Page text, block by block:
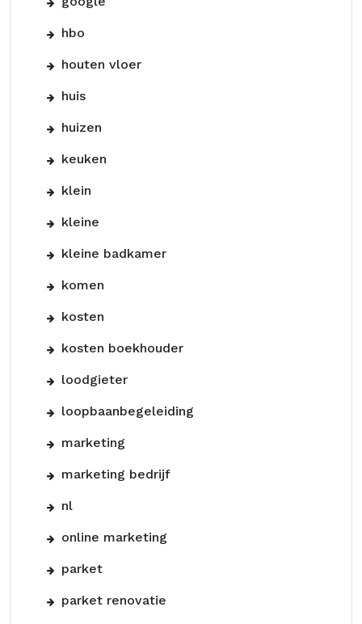
hbo
houten vloer
huis
huizen
keuken
klein
kleine
kleine badkamer
komen
kosten
kosten boekhouder
loodgieter
loopbaanbegeleiding
marketing
marketing bedrijf
nl
online marketing
parket
parket renovatie